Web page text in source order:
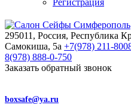
295011, Россия, Республика
Самокиша, 5а +7(978) 211-
8(978) 888-0-750
Заказать обратный звонок
boxsafe@ya.ru